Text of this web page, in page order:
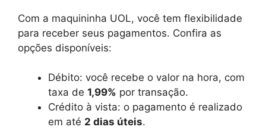
Com a maquininha UOL, você tem flexibilidade
para receber seus pagamentos. Confira as
opções disponíveis:
Débito: você recebe o valor na hora, com
taxa de 1,99% por transação.
Crédito à vista: o pagamento é realizado
em até 2 dias úteis.